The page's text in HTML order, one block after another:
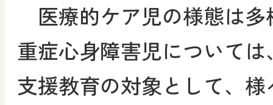
医療的ケア児の様態は多
重症心身障害児について
支援教育の対象として、